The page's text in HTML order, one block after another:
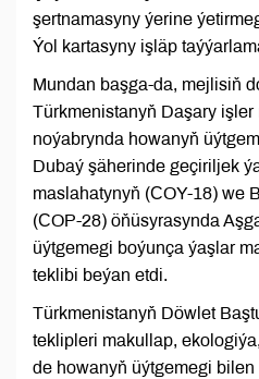
şertnamasyny ýerine
Ýol kartasyny işläp
Mundan başga-da, mejlisiň
Türkmenistanyň Daşary
noýabrynda howanyň
Dubaý şäherinde geçiriljek
maslahatynyň (СOY-18) we
(СOP-28) öňüsyrasynda
üýtgemegi boýunça ýaşlar
teklibi beýan etdi.
Türkmenistanyň Döwlet
teklipleri makullap,
de howanyň üýtgemegi